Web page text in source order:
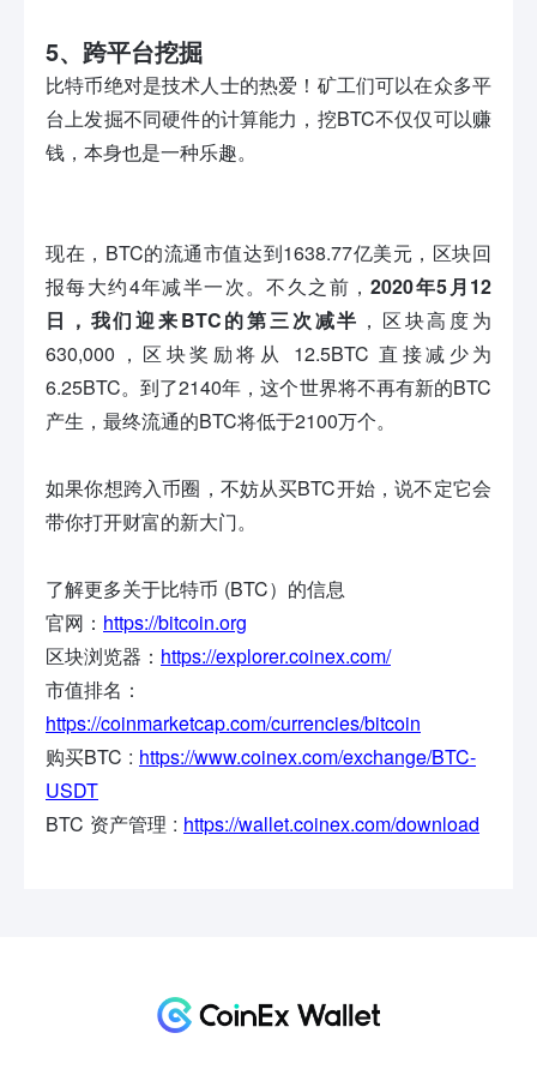
5、跨平台挖掘
比特币绝对是技术人士的热爱！矿工们可以在众多平
台上发掘不同硬件的计算能力，挖BTC不仅仅可以赚
钱，本身也是一种乐趣。
现在，BTC的流通市值达到1638.77亿美元，区块回
报每大约4年减半一次。不久之前，2020年5月12
日，我们迎来BTC的第三次减半 ，区块高度为
630,000，区块奖励将从 12.5BTC 直接减少为
6.25BTC。到了2140年，这个世界将不再有新的BTC
产生，最终流通的BTC将低于2100万个。
如果你想跨入币圈，不妨从买BTC开始，说不定它会
带你打开财富的新大门。
了解更多关于比特币 (BTC）的信息
官网： https://bitcoin.org
区块浏览器： https://explorer.coinex.com/
市值排名：
https://coinmarketcap.com/currencies/bitcoin
购买BTC : https://www.coinex.com/exchange/BTC-
USDT
BTC 资产管理 : https://wallet.coinex.com/download